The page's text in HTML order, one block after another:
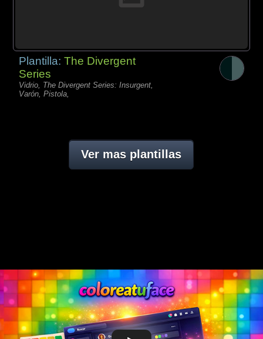
Plantilla:The Divergent
Series
Vidrio, The Divergent Series: Insurgent,
Varón, Pistola,
Ver mas plantillas